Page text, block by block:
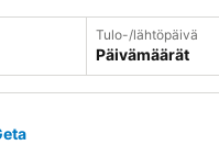
Tulo-/lähtöpäivä
Päivämäärät